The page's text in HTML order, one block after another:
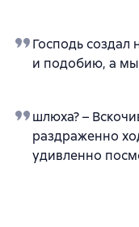
Господь создал
и подобию, а
шлюха? –
раздраженно
удивленно